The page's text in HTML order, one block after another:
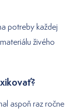
potreby každej
živého
aspoň raz ročne